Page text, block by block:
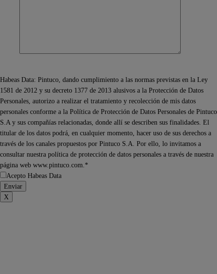
Habeas Data: Pintuco, dando cumplimiento a las normas previstas en la Ley
1581 de 2012 y su decreto 1377 de 2013 alusivos a la Protección de Datos
Personales, autorizo a realizar el tratamiento y recolección de mis datos
personales conforme a la Política de Protección de Datos Personales de Pintuco
S.A y sus compañías relacionadas, donde allí se describen sus finalidades. El
titular de los datos podrá, en cualquier momento, hacer uso de sus derechos a
través de los canales propuestos por Pintuco S.A. Por ello, lo invitamos a
consultar nuestra política de protección de datos personales a través de nuestra
página web www.pintuco.com.*
Acepto Habeas Data
X